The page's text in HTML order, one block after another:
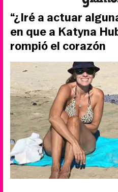
“¿Iré a actuar
en que a Katyna
rompió el corazón